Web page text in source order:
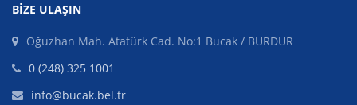
BIZE ULAŞIN
Oğuzhan Mah. Atatürk Cad. No:1 Bucak / BURDUR
0 (248) 325 1001
info@bucak.bel.tr